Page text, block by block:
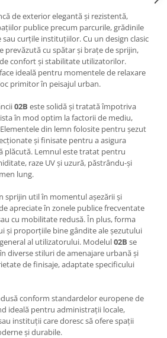
de exterior elegantă și rezistentă,
publice precum parcurile, grădinile
curțile instituțiilor. Cu un design clasic
prevăzută cu spătar și brațe de sprijin,
confort și stabilitate utilizatorilor.
ideală pentru momentele de relaxare
primitor în peisajul urban.
02B este solidă și tratată împotriva
în mod optim la factorii de mediu,
din lemn folosite pentru șezut
și finisate pentru a asigura
plăcută. Lemnul este tratat pentru
raze UV și uzură, păstrându-și
lung.
sprijin util în momentul așezării și
apreciate în zonele publice frecventate
cu mobilitate redusă. În plus, forma
și proporțiile bine gândite ale șezutului
al utilizatorului. Modelul02B se
diverse stiluri de amenajare urbană și
de finisaje, adaptate specificului
conform standardelor europene de
ideală pentru administrații locale,
instituții care doresc să ofere spații
și durabile.